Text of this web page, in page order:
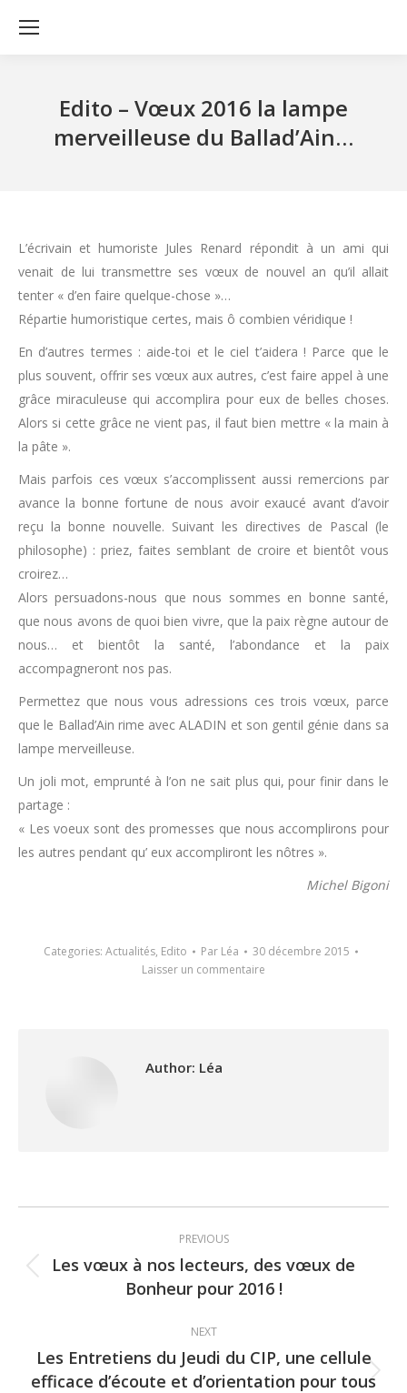
Edito – Vœux 2016 la lampe
merveilleuse du Ballad’Ain…
L’écrivain et humoriste Jules Renard répondit à un ami qui
venait de lui transmettre ses vœux de nouvel an qu’il allait
tenter « d’en faire quelque-chose »…
Répartie humoristique certes, mais ô combien véridique !
En d’autres termes : aide-toi et le ciel t’aidera ! Parce que le
plus souvent, offrir ses vœux aux autres, c’est faire appel à une
grâce miraculeuse qui accomplira pour eux de belles choses.
Alors si cette grâce ne vient pas, il faut bien mettre « la main à
la pâte ».
Mais parfois ces vœux s’accomplissent aussi remercions par
avance la bonne fortune de nous avoir exaucé avant d’avoir
reçu la bonne nouvelle. Suivant les directives de Pascal (le
philosophe) : priez, faites semblant de croire et bientôt vous
croirez…
Alors persuadons-nous que nous sommes en bonne santé,
que nous avons de quoi bien vivre, que la paix règne autour de
nous… et bientôt la santé, l’abondance et la paix
accompagneront nos pas.
Permettez que nous vous adressions ces trois vœux, parce
que le Ballad’Ain rime avec ALADIN et son gentil génie dans sa
lampe merveilleuse.
Un joli mot, emprunté à l’on ne sait plus qui, pour finir dans le
partage :
« Les voeux sont des promesses que nous accomplirons pour
les autres pendant qu’ eux accompliront les nôtres ».
Michel Bigoni
Categories: Actualités, Edito Par Léa
30 décembre 2015
Laisser un commentaire
Author: Léa
navigation
PREVIOUS
Previous
post:
Les vœux à nos lecteurs, des vœux de
Bonheur pour 2016 !
NEXT
Next
Les Entretiens du Jeudi du CIP, une cellule
efficace d’écoute et d’orientation pour tous